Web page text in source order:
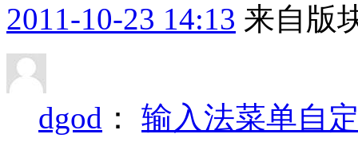
2011-10-23 14:13 来自版
dgod ： 输入法菜单自